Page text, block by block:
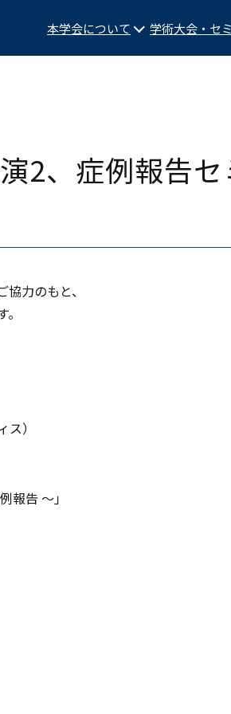
本学会について 学術大会・セ
2、症例報告
力のもと、
）
報告 ～」